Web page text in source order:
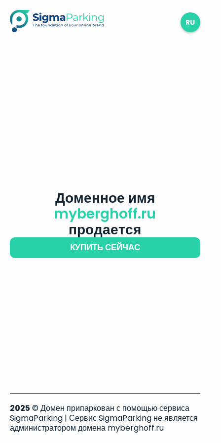
RU
Доменное имя
myberghoff.ru
продается
КУПИТЬ СЕЙЧАС
2025 © Домен припаркован с помощью сервиса
SigmaParking | Сервис SigmaParking не является
администратором домена myberghoff.ru